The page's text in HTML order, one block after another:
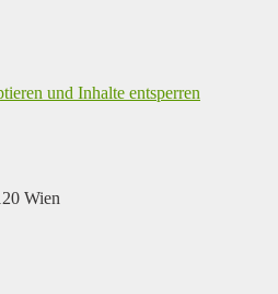
und Inhalte entsperren
Wien